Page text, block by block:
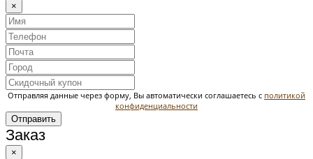
×
Отправляя данные через форму, Вы автоматически соглашаетесь с политикой
конфиденциальности
Отправить
Заказ
×